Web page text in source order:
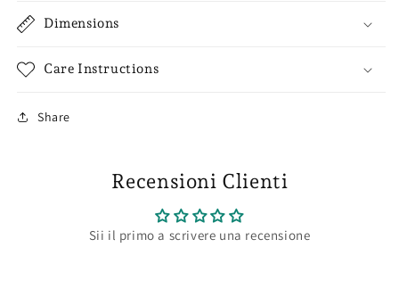
Dimensions
Care Instructions
Share
Recensioni Clienti
Sii il primo a scrivere una recensione